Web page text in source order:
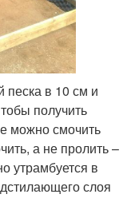
песка в 10 см и
получить
можно смочить
а не пролить –
утрамбуется в
слоя